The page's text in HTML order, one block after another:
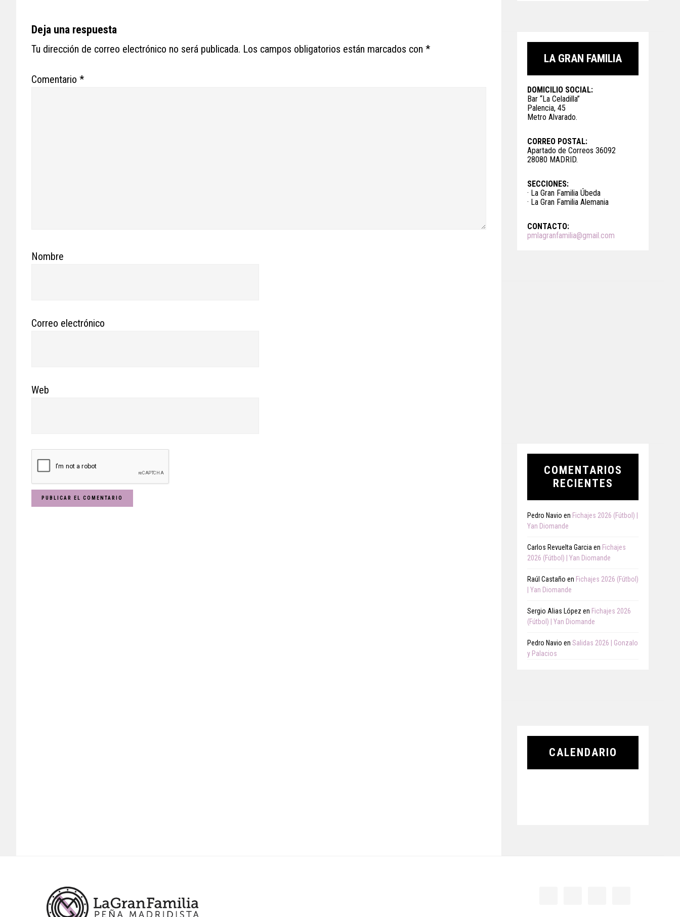
Reader
Interactions
Deja una respuesta
Tu dirección de correo electrónico no será publicada. Los campos obligatorios están marcados con *
Comentario *
Nombre
Correo electrónico
Web
LA GRAN FAMILIA
DOMICILIO SOCIAL:
Bar “La Celadilla”
Palencia, 45
Metro Alvarado.
CORREO POSTAL:
Apartado de Correos 36092
28080 MADRID.
SECCIONES:
· La Gran Familia Úbeda
· La Gran Familia Alemania
CONTACTO:
pmlagranfamilia@gmail.com
COMENTARIOS
RECIENTES
Pedro Navio en Fichajes 2026 (Fútbol) |
Yan Diomande
Carlos Revuelta Garcia en Fichajes
2026 (Fútbol) | Yan Diomande
Raúl Castaño en Fichajes 2026 (Fútbol)
| Yan Diomande
Sergio Alias López en Fichajes 2026
(Fútbol) | Yan Diomande
Pedro Navio en Salidas 2026 | Gonzalo
y Palacios
CALENDARIO